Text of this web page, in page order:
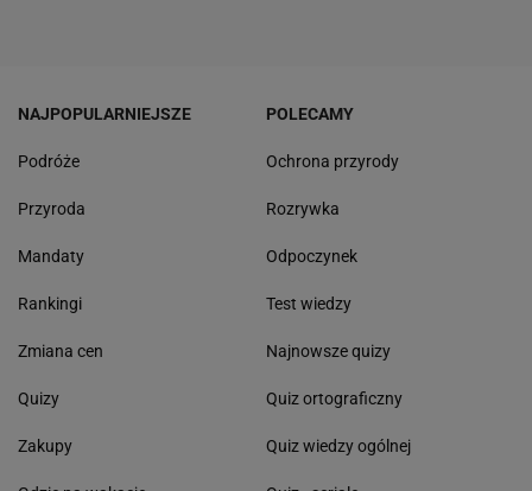
NAJPOPULARNIEJSZE
Podróże
Przyroda
Mandaty
Rankingi
Zmiana cen
Quizy
Zakupy
POLECAMY
Ochrona przyrody
Rozrywka
Odpoczynek
Test wiedzy
Najnowsze quizy
Quiz ortograficzny
Quiz wiedzy ogólnej